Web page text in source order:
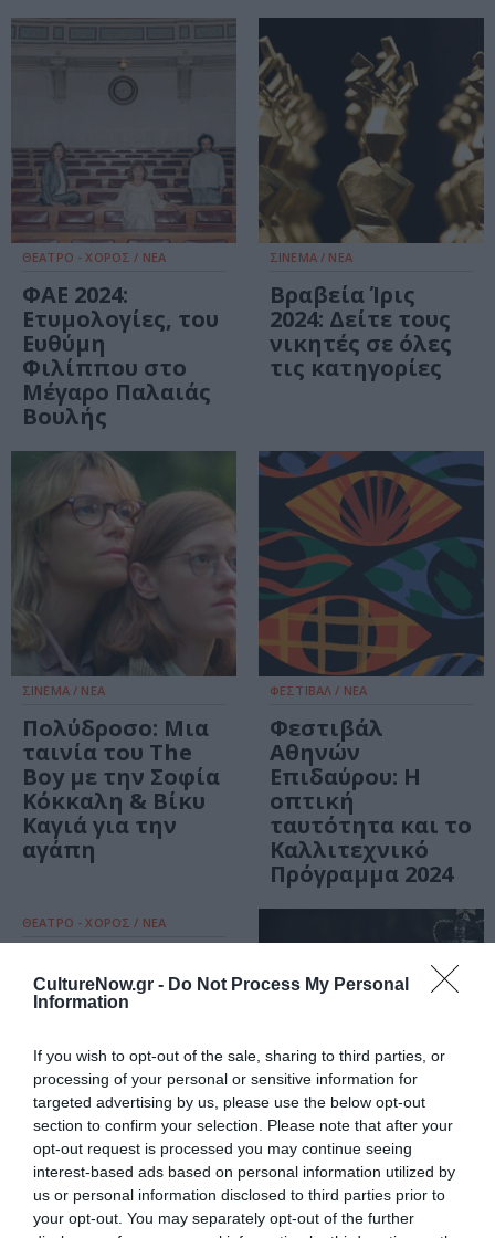
CultureNow.gr - Do Not Process My Personal
Information
If you wish to opt-out of the sale, sharing to third parties, or
processing of your personal or sensitive information for
targeted advertising by us, please use the below opt-out
section to confirm your selection. Please note that after your
opt-out request is processed you may continue seeing
interest-based ads based on personal information utilized by
us or personal information disclosed to third parties prior to
your opt-out. You may separately opt-out of the further
ΘΕΑΤΡΟ - ΧΟΡΟΣ / ΝΕΑ
ΦΑΕ 2024:
Ετυμολογίες, του
Ευθύμη
Φιλίππου στο
Μέγαρο Παλαιάς
Βουλής
ΣΙΝΕΜΑ / ΝΕΑ
Βραβεία Ίρις
2024: Δείτε τους
νικητές σε όλες
τις κατηγορίες
ΣΙΝΕΜΑ / ΝΕΑ
Πολύδροσο: Μια
ταινία του The
Boy με την Σοφία
Κόκκαλη & Βίκυ
Καγιά για την
αγάπη
ΦΕΣΤΙΒΑΛ / ΝΕΑ
Φεστιβάλ
Αθηνών
Επιδαύρου: Η
οπτική
ταυτότητα και το
Καλλιτεχνικό
Πρόγραμμα 2024
ΘΕΑΤΡΟ - ΧΟΡΟΣ / ΝΕΑ
μόνος του
κρατώντας ένα
Ευθύμη
Φιλίππου στο
Θέατρο Αυλαία
ΣΙΝΕΜΑ / ΝΕΑ
Lanthimos
Anthology: Όλες